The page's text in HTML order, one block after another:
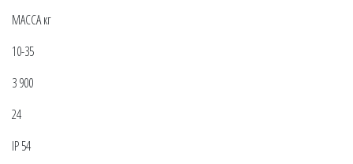
МАССА кг
10-35
3 900
24
IP 54